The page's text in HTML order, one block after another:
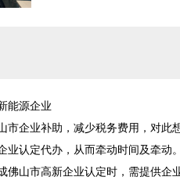
能源企业
市企业补助，减少税务费用，对
业认定代办，从而牵动时间及牵动。
佛山市高新企业认定时，需提供